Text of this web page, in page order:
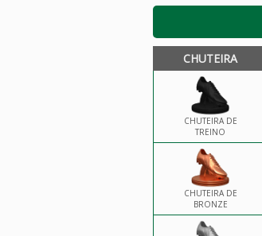
CHUTEIRA
CHUTEIRA DE
TREINO
CHUTEIRA DE
BRONZE